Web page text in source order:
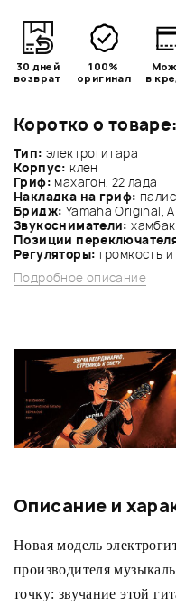
Коротко о товаре:
Тип: электрогитара
Корпус: клен
Гриф: махагон, 22 лада
Накладка на гриф:
Бридж: Yamaha Original,
Звукосниматели:
Позиции
Регуляторы: громкость
Подробное описание
30 дней
возврат
100%
оригинал
в
Описание и
Новая модель
производителя
точку: звучание этой